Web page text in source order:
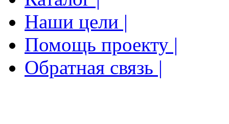
Наши цели |
Помощь проекту |
Обратная связь |